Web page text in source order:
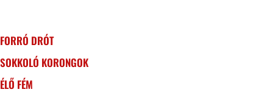
FORRÓ DRÓT
SOKKOLÓ KORONGOK
ÉLŐ FÉM